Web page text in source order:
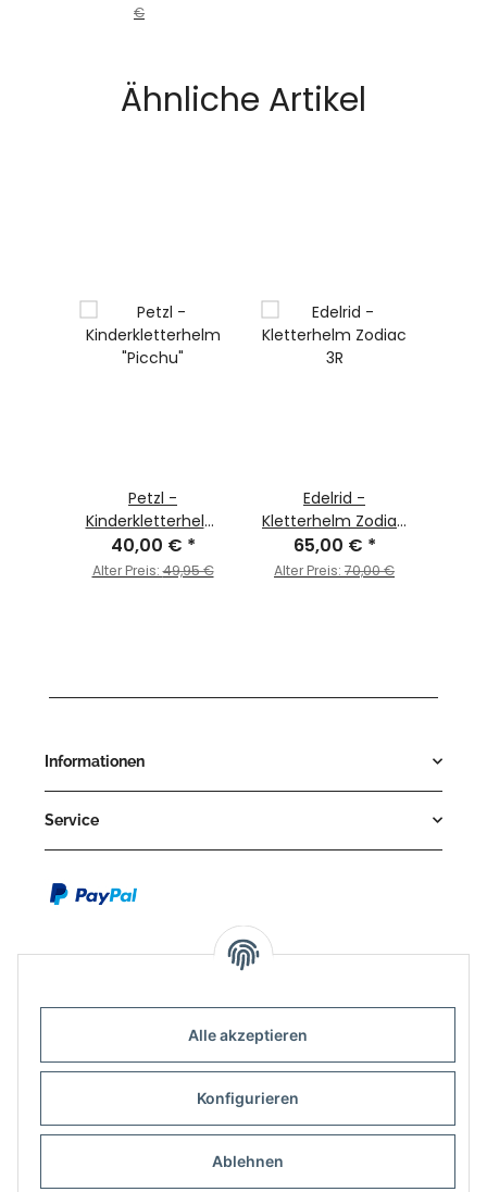
Alle akzeptieren
Konfigurieren
Ablehnen
€
Ähnliche Artikel
Petzl -
Kinderkletterhelm
"Picchu"
40,00 € *
Alter Preis:49,95 €
Edelrid -
Kletterhelm Zodiac
3R
65,00 € *
Alter Preis: 70,00 €
Informationen
Service
Outdoor-Consulting GmbH
Kreuzäcker 13/1
D-88214 Ravensburg